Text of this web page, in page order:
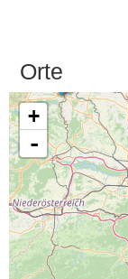
Orte
+
-